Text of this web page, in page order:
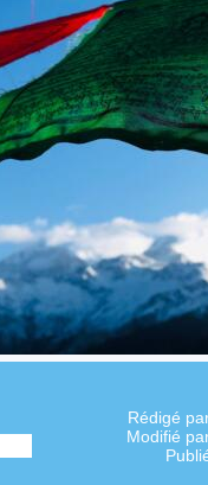
Rédigé
Modifié